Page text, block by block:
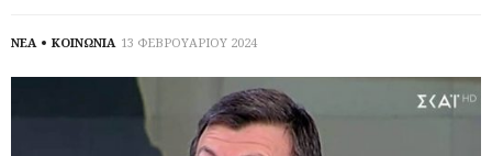
ΝΕΑ ΚΟΙΝΩΝΙΑ 13 ΦΕΒΡΟΥΑΡΙΟΥ 2024